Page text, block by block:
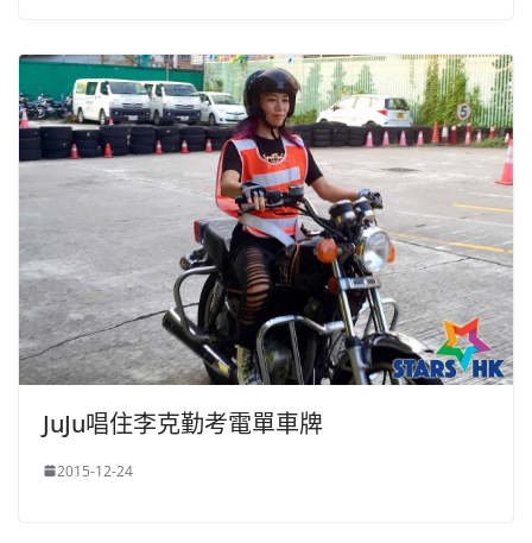
JuJu唱住李克勤考電單車牌
2015-12-24